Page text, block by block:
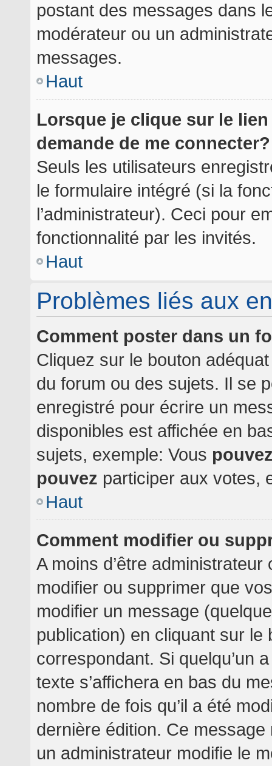
postant des messages dans
modérateur ou un
messages.
Haut
Lorsque je clique sur le
demande de me connecter?
Seuls les utilisateurs
le formulaire intégré (si la
l’administrateur). Ceci pour
fonctionnalité par les invités.
Haut
Problèmes liés aux
Comment poster dans un
Cliquez sur le bouton
du forum ou des sujets. Il se
enregistré pour écrire un
disponibles est affichée en
sujets, exemple: Vous
pouvez participer aux votes,
Haut
Comment modifier ou
A moins d’être
modifier ou supprimer que
modifier un message
publication) en cliquant sur le
correspondant. Si quelqu’un
texte s’affichera en bas du
nombre de fois qu’il a été
dernière édition. Ce
un administrateur modifie le